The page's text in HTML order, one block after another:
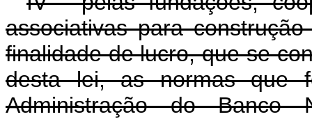
associativas para
finalidade de lucro, que se
desta lei, as normas que
Administração do Banco